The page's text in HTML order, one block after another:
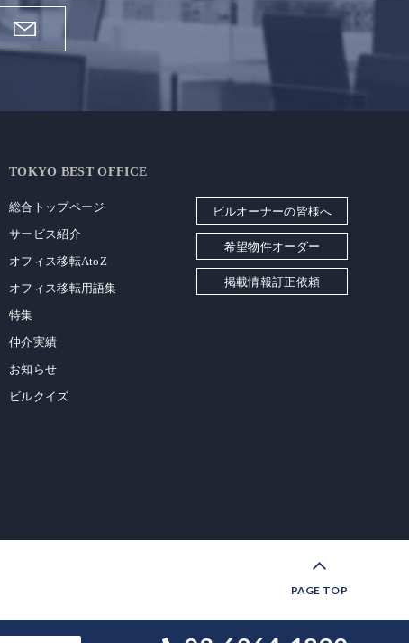
TOKYO BEST OFFICE
総合トップページ
サービス紹介
オフィス移転AtoZ
オフィス移転用語集
特集
仲介実績
お知らせ
ビルクイズ
ビルオーナーの皆様へ
希望物件オーダー
掲載情報訂正依頼
PAGE TOP